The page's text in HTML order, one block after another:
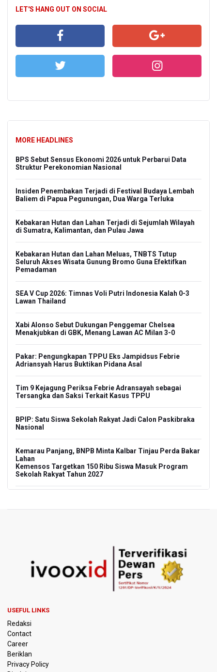
LET'S HANG OUT ON SOCIAL
MORE HEADLINES
BPS Sebut Sensus Ekonomi 2026 untuk Perbarui Data
Struktur Perekonomian Nasional
Insiden Penembakan Terjadi di Festival Budaya Lembah
Baliem di Papua Pegunungan, Dua Warga Terluka
Kebakaran Hutan dan Lahan Terjadi di Sejumlah Wilayah
di Sumatra, Kalimantan, dan Pulau Jawa
Kebakaran Hutan dan Lahan Meluas, TNBTS Tutup
Seluruh Akses Wisata Gunung Bromo Guna Efektifkan
Pemadaman
SEA V Cup 2026: Timnas Voli Putri Indonesia Kalah 0-3
Lawan Thailand
Xabi Alonso Sebut Dukungan Penggemar Chelsea
Menakjubkan di GBK, Menang Lawan AC Milan 3-0
Pakar: Pengungkapan TPPU Eks Jampidsus Febrie
Adriansyah Harus Buktikan Pidana Asal
Tim 9 Kejagung Periksa Febrie Adransayah sebagai
Tersangka dan Saksi Terkait Kasus TPPU
BPIP: Satu Siswa Sekolah Rakyat Jadi Calon Paskibraka
Nasional
Kemarau Panjang, BNPB Minta Kalbar Tinjau Perda Bakar
Lahan
Kemensos Targetkan 150 Ribu Siswa Masuk Program
Sekolah Rakyat Tahun 2027
Anggota DPR Desak Polisi Usut Tuntas Temuan Ratusan
Senjata di Sekolah Swasta Jakarta Selatan
Warganet atas Konten Pidato Presiden, Nilai
Lambat 10 Agustus
USEFUL LINKS
Redaksi
Contact
Career
Beriklan
Privacy Policy